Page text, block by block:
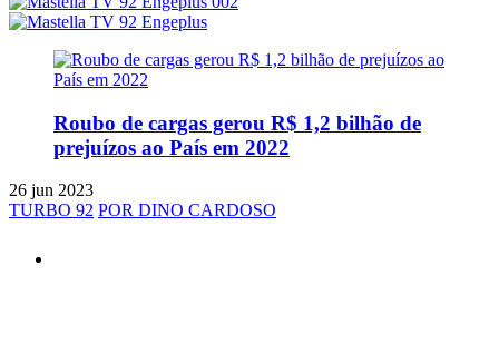
Roubo de cargas gerou R$ 1,2 bilhão de
prejuízos ao País em 2022
26 jun 2023
TURBO 92 POR DINO CARDOSO